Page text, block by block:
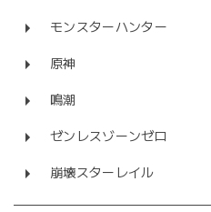
モンスターハンター
原神
鳴潮
ゼンレスゾーンゼロ
崩壊スターレイル